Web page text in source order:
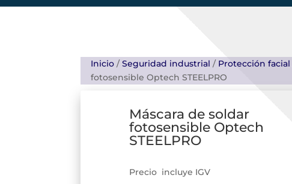
Inicio /Seguridad industrial / Protección facial
fotosensible Optech STEELPRO
Máscara de soldar
fotosensible Optech
STEELPRO
Precio incluye IGV